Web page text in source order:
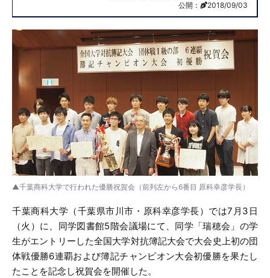
公開： 2018/09/03
▲千葉商科大学で行われた優勝祝賀会（前列左から6番目 原科幸彦学長）
千葉商科大学（千葉県市川市・原科幸彦学長）では7月3日
（火）に、同学図書館5階会議場にて、同学「瑞穂会」の学
生がエントリーした全国大学対抗簿記大会で大会史上初の団
体戦優勝6連覇および簿記チャンピオン大会初優勝を果たし
たことを記念し祝賀会を開催した。